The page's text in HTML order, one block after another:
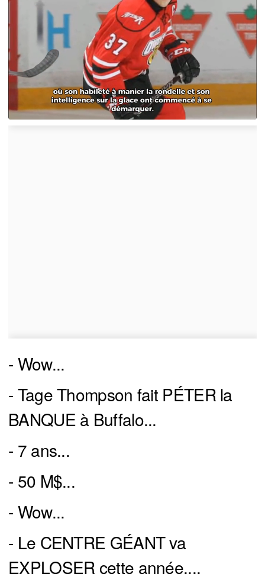
- Wow...
- Tage Thompson fait PÉTER la
BANQUE à Buffalo...
- 7 ans...
- 50 M$...
- Wow...
- Le CENTRE GÉANT va
EXPLOSER cette année....